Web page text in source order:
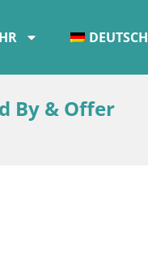
DEUTSCH
By & Offer